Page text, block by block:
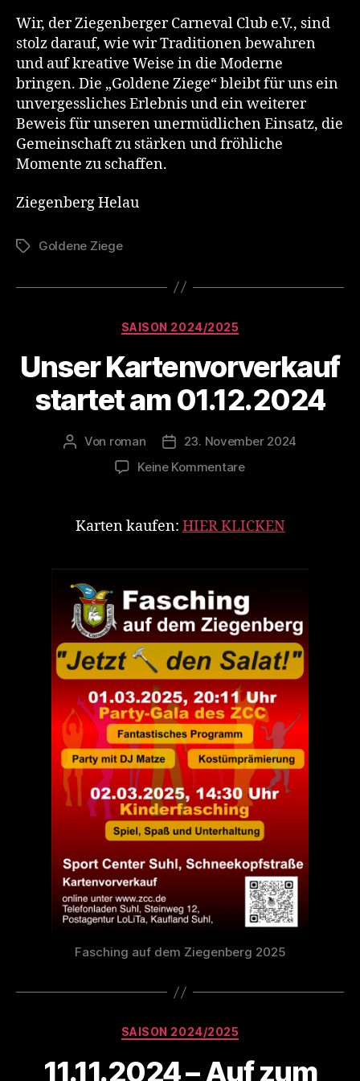
Wir, der Ziegenberger Carneval Club e.V., sind
stolz darauf, wie wir Traditionen bewahren
und auf kreative Weise in die Moderne
bringen. Die „Goldene Ziege“ bleibt für uns ein
unvergessliches Erlebnis und ein weiterer
Beweis für unseren unermüdlichen Einsatz, die
Gemeinschaft zu stärken und fröhliche
Momente zu schaffen.
Ziegenberg Helau
Schlagwörter
Goldene Ziege
Kategorien
SAISON 2024/2025
Unser Kartenvorverkauf
startet am 01.12.2024
Beitragsautor
Von roman Veröffentlichungsdatum
23. November 2024
Keine Kommentarezu
startet
am
Karten kaufen: HIER KLICKEN
Fasching auf dem Ziegenberg 2025
Kategorien
SAISON 2024/2025
11.11.2024 – Auf zum